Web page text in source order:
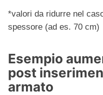
*valori da ridurre nel
spessore (ad es. 70 cm)
Esempio
post
armato